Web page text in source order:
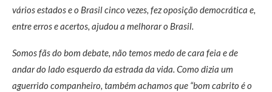
vários estados e o Brasil cinco vezes, fez oposição democrática e,
entre erros e acertos, ajudou a melhorar o Brasil.
Somos fãs do bom debate, não temos medo de cara feia e de
andar do lado esquerdo da estrada da vida. Como dizia um
aguerrido companheiro, também achamos que “bom cabrito é o